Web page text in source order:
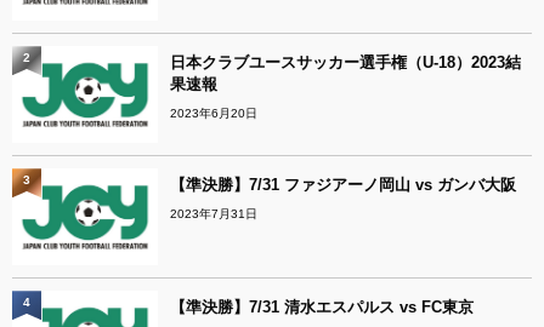
日本クラブユースサッカー選手権（U-18）2023結
果速報
2023年6月20日
2
【準決勝】7/31 ファジアーノ岡山 vs ガンバ大阪
2023年7月31日
3
【準決勝】7/31 清水エスパルス vs FC東京
4